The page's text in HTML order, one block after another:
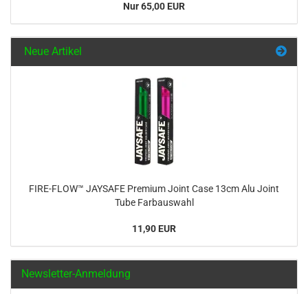
Nur 65,00 EUR
Neue Artikel
FIRE-FLOW™ JAYSAFE Premium Joint Case 13cm Alu Joint
Tube Farbauswahl
11,90 EUR
Newsletter-Anmeldung